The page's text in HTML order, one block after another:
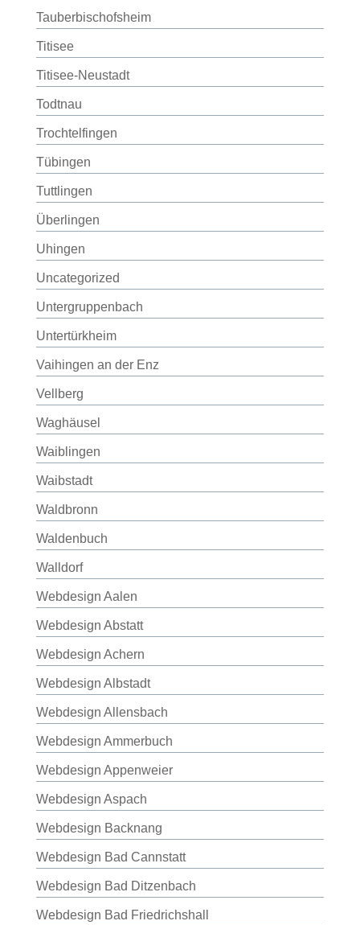
Tauberbischofsheim
Titisee
Titisee-Neustadt
Todtnau
Trochtelfingen
Tübingen
Tuttlingen
Überlingen
Uhingen
Uncategorized
Untergruppenbach
Untertürkheim
Vaihingen an der Enz
Vellberg
Waghäusel
Waiblingen
Waibstadt
Waldbronn
Waldenbuch
Walldorf
Webdesign Aalen
Webdesign Abstatt
Webdesign Achern
Webdesign Albstadt
Webdesign Allensbach
Webdesign Ammerbuch
Webdesign Appenweier
Webdesign Aspach
Webdesign Backnang
Webdesign Bad Cannstatt
Webdesign Bad Ditzenbach
Webdesign Bad Friedrichshall